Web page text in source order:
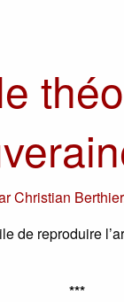
Christian Berthier
de reproduire
***